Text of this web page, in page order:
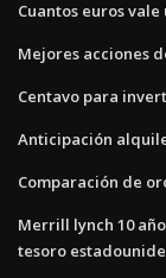
Cuantos euros
Mejores acciones
Centavo para
Anticipación
Comparación de
Merrill lynch 10
tesoro